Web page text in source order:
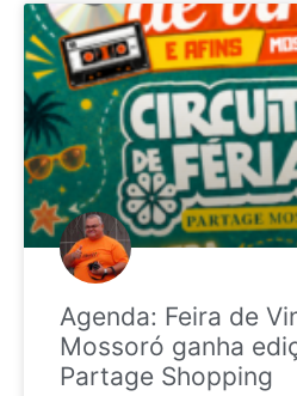
Agenda: Feira de
Mossoró ganha
Partage Shopping